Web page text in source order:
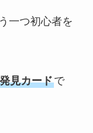
一つ初心者を
見カードで